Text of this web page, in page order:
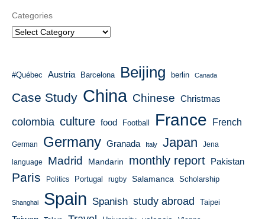
Categories
#Québec Austria Barcelona Beijing berlin Canada
Case Study China Chinese Christmas
colombia culture food Football France French
German Germany Granada Italy Japan Jena
language Madrid Mandarin monthly report Pakistan
Paris Politics Portugal rugby Salamanca Scholarship
Shanghai Spain Spanish study abroad Taipei